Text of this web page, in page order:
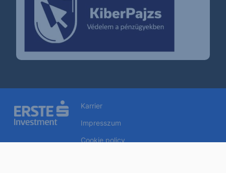
Karrier
Impresszum
Cookie policy